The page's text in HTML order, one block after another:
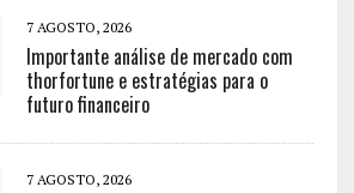
7 AGOSTO, 2026
Importante análise de mercado com
thorfortune e estratégias para o
futuro financeiro
7 AGOSTO, 2026